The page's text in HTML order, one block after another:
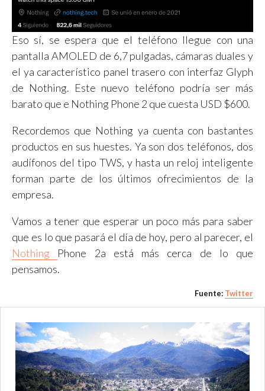
Eso sí, se espera que el teléfono llegue con una
pantalla AMOLED de 6,7 pulgadas, cámaras duales y
el ya característico panel trasero con interfaz Glyph
de Nothing. Este nuevo teléfono podría ser más
barato que e Nothing Phone 2 que cuesta USD $600.
Recordemos que Nothing ya cuenta con bastantes
productos en sus huestes. Ya son dos teléfonos, dos
audífonos del tipo TWS, y hasta un reloj inteligente
forman parte de los últimos ofrecimientos de la
empresa.
Vamos a tener que esperar un poco más para saber
que es lo que pasará el día de hoy, pero al parecer, el
Nothing Phone 2a está más cerca de lo que
pensamos.
Fuente: Twitter